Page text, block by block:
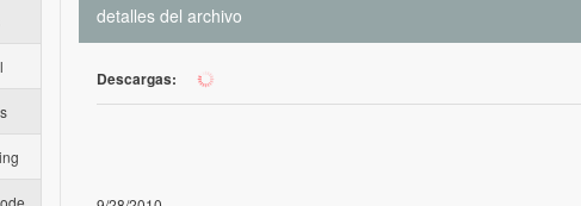
detalles del archivo
Descargas: 97